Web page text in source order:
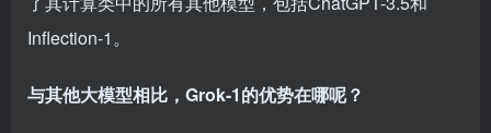
Inflection-1。
与其他大模型相比，Grok-1的优势在哪呢？